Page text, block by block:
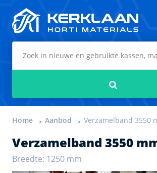
Home Aanbod Verzamelband 3550
Verzamelband 3550
Breedte: 1250 mm